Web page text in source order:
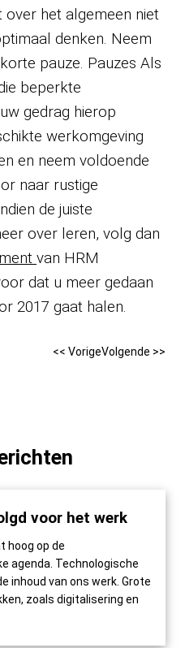
over het algemeen niet
denken. Neem
pauze. Pauzes Als
beperkte
gedrag hierop
werkomgeving
en neem voldoende
naar rustige
de juiste
over leren, volg dan
van HRM
dat u meer gedaan
2017 gaat halen.
<< VorigeVolgende >>
voor het werk
hoog op de
agenda. Technologische
inhoud van ons werk. Grote
zoals digitalisering en